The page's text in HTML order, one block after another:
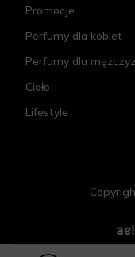
Promocje
Perfumy dla kobiet
Perfumy dla
Ciało
Lifestyle